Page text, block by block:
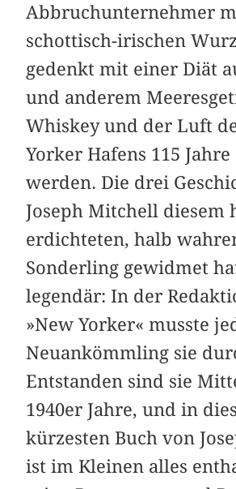
Abbruchunternehmer
schottisch-irischen
gedenkt mit einer Diät
und anderem
Whiskey und der Luft
Yorker Hafens 115 Jahre
werden. Die drei
Joseph Mitchell diesem
erdichteten, halb
Sonderling gewidmet
legendär: In der
»New Yorker« musste
Neuankömmling sie
Entstanden sind sie
1940er Jahre, und in
kürzesten Buch von
ist im Kleinen alles